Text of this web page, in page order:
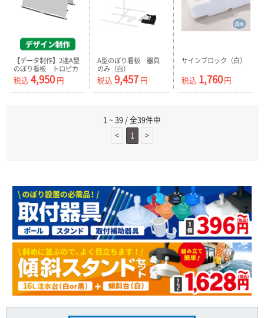
【データ制作】2連A型
のぼり看板 トロピカ
ル プリント生地のみ
税込 4,950 円
A型のぼり看板 器具
のみ（白）
税込 9,457円
サインブロック（白）
税込 1,760円
1 ~ 39 / 全39件中
<
1 >